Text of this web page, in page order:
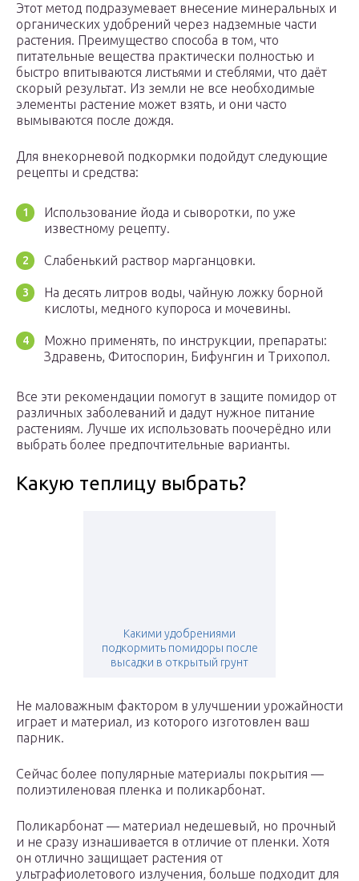
Этот метод подразумевает внесение минеральных и
органических удобрений через надземные части
растения. Преимущество способа в том, что
питательные вещества практически полностью и
быстро впитываются листьями и стеблями, что даёт
скорый результат. Из земли не все необходимые
элементы растение может взять, и они часто
вымываются после дождя.
Для внекорневой подкормки подойдут следующие
рецепты и средства:
Использование йода и сыворотки, по уже
известному рецепту.
Слабенький раствор марганцовки.
На десять литров воды, чайную ложку борной
кислоты, медного купороса и мочевины.
Можно применять, по инструкции, препараты:
Здравень, Фитоспорин, Бифунгин и Трихопол.
Все эти рекомендации помогут в защите помидор от
различных заболеваний и дадут нужное питание
растениям. Лучше их использовать поочерёдно или
выбрать более предпочтительные варианты.
Какую теплицу выбрать?
Какими удобрениями
подкормить помидоры после
высадки в открытый грунт
Не маловажным фактором в улучшении урожайности
играет и материал, из которого изготовлен ваш
парник.
Сейчас более популярные материалы покрытия —
полиэтиленовая пленка и поликарбонат.
Поликарбонат — материал недешевый, но прочный
и не сразу изнашивается в отличие от пленки. Хотя
он отлично защищает растения от
ультрафиолетового излучения, больше подходит для